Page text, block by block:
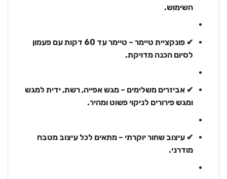
השימוש.
✔ פונקציית טיימר – טיימר עד 60 דקות עם פעמון
לסיום הכנה מדויקת.
✔ אביזרים משלימים – מגש אפייה, רשת, ידית למגש
ומגש פירורים לניקוי פשוט ומהיר.
✔ עיצוב שחור יוקרתי – מתאים לכל עיצוב מטבח
מודרני.